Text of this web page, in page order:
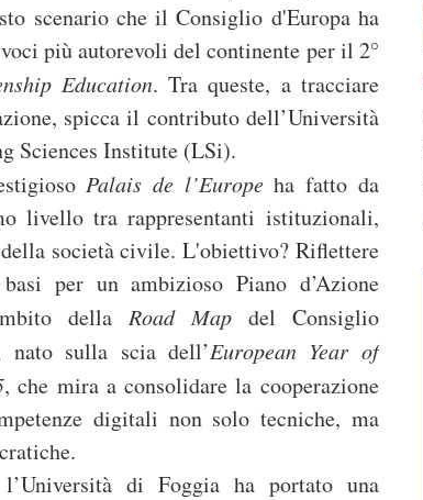
scenario che il Consiglio d'Europa ha
più autorevoli del continente per il 2°
Education. Tra queste, a tracciare
spicca il contributo dell’Università
Sciences Institute (LSi).
Palais de l’Europeha fatto da
livello tra rappresentanti istituzionali,
società civile. L'obiettivo? Riflettere
per un ambizioso Piano d’Azione
della Road Mapdel Consiglio
nato sulla scia dell’European Year of
, che mira a consolidare la cooperazione
digitali non solo tecniche, ma
di Foggia ha portato una